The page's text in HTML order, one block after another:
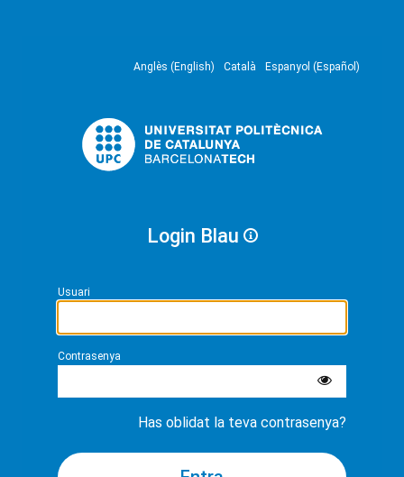
Anglès (English) Català Espanyol (Español)
Login Blau
Usuari
Contrasenya
Has oblidat la teva contrasenya?